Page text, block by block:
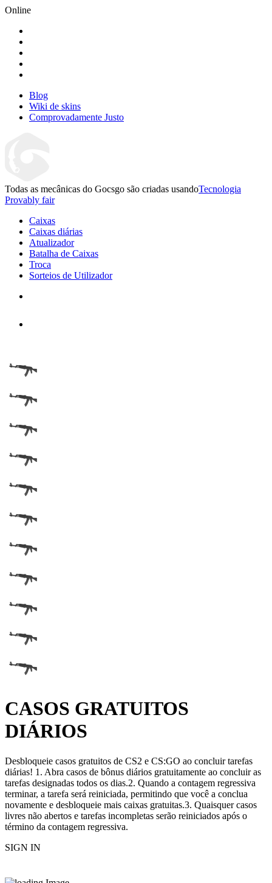
Online
Blog
Wiki de skins
Comprovadamente Justo
Todas as mecânicas do Gocsgo são criadas usandoTecnologia
Provably fair
Caixas
Caixas diárias
Atualizador
Batalha de Caixas
Troca
Sorteios de Utilizador
CASOS GRATUITOS
DIÁRIOS
Desbloqueie casos gratuitos de CS2 e CS:GO ao concluir tarefas
diárias! 1. Abra casos de bônus diários gratuitamente ao concluir as
tarefas designadas todos os dias.2. Quando a contagem regressiva
terminar, a tarefa será reiniciada, permitindo que você a conclua
novamente e desbloqueie mais caixas gratuitas.3. Quaisquer casos
livres não abertos e tarefas incompletas serão reiniciados após o
término da contagem regressiva.
SIGN IN